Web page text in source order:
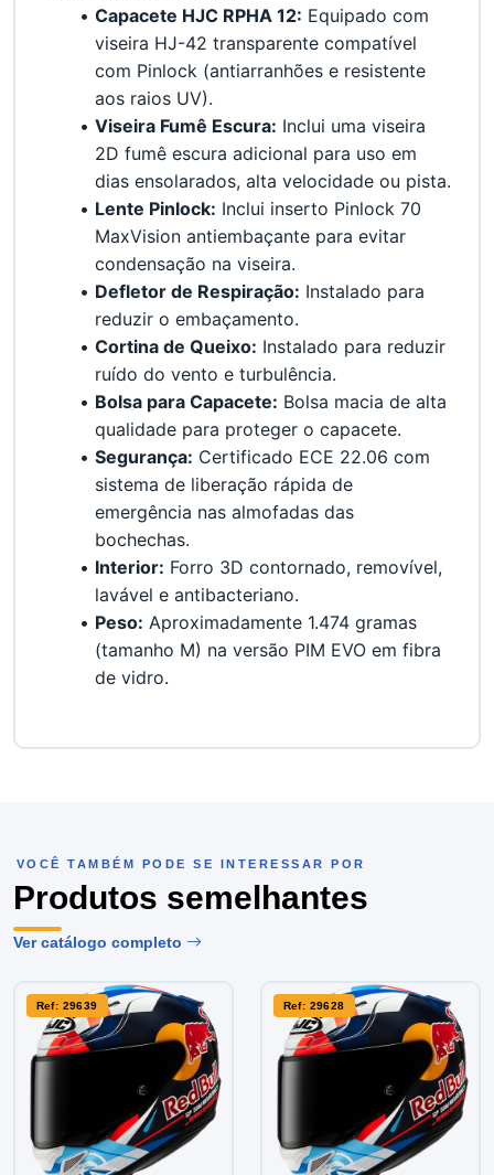
Capacete HJC RPHA 12: Equipado com
viseira HJ-42 transparente compatível
com Pinlock (antiarranhões e resistente
aos raios UV).
Viseira Fumê Escura: Inclui uma viseira
2D fumê escura adicional para uso em
dias ensolarados, alta velocidade ou pista.
Lente Pinlock: Inclui inserto Pinlock 70
MaxVision antiembaçante para evitar
condensação na viseira.
Defletor de Respiração: Instalado para
reduzir o embaçamento.
Cortina de Queixo: Instalado para reduzir
ruído do vento e turbulência.
Bolsa para Capacete: Bolsa macia de alta
qualidade para proteger o capacete.
Segurança: Certificado ECE 22.06 com
sistema de liberação rápida de
emergência nas almofadas das
bochechas.
Interior: Forro 3D contornado, removível,
lavável e antibacteriano.
Peso: Aproximadamente 1.474 gramas
(tamanho M) na versão PIM EVO em fibra
de vidro.
VOCÊ TAMBÉM PODE SE INTERESSAR POR
Produtos semelhantes
Ver catálogo completo
Ref: 29639 Ref: 29628